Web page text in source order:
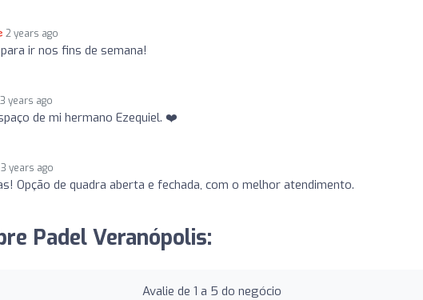
2 years ago
ir nos fins de semana!
3 years ago
de mi hermano Ezequiel. ❤️
3 years ago
Opção de quadra aberta e fechada, com o melhor atendimento.
Padel Veranópolis:
Avalie de 1 a 5 do negócio